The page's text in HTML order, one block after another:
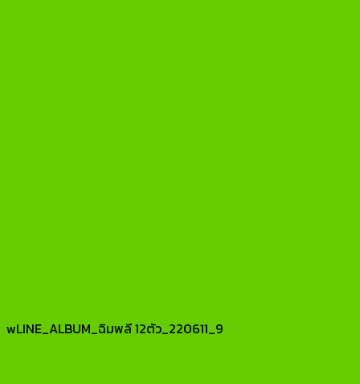
wLINE_ALBUM_ฉิมพลี 12ตัว_220611_9